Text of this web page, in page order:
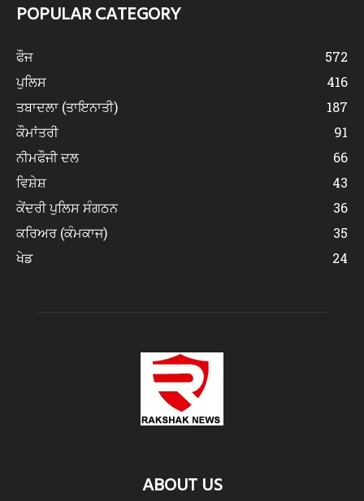
POPULAR CATEGORY
ਫੌਜ
572
ਪੁਲਿਸ
416
ਤਬਾਦਲਾ (ਤਾਇਨਾਤੀ)
187
ਕੌਮਾਂਤਰੀ
91
ਨੀਮਫੌਜੀ ਦਲ
66
ਵਿਸ਼ੇਸ਼
43
ਕੇਂਦਰੀ ਪੁਲਿਸ ਸੰਗਠਨ
36
ਕਰਿਅਰ (ਕੰਮਕਾਜ)
35
ਖੇਡ
24
ABOUT US